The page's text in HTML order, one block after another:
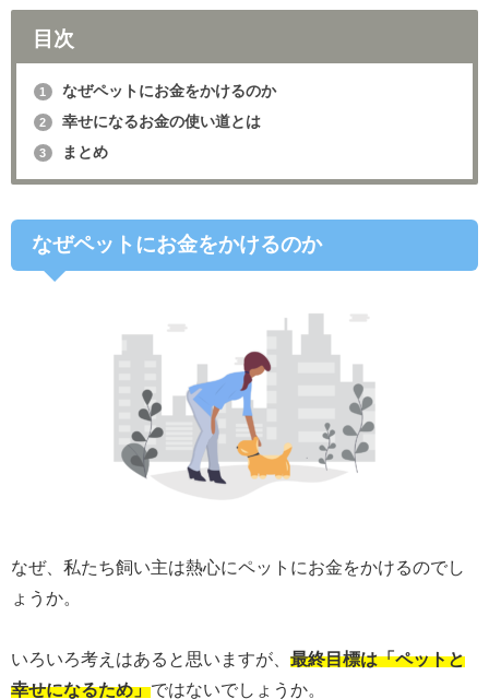
目次
1 なぜペットにお金をかけるのか
2 幸せになるお金の使い道とは
3 まとめ
なぜペットにお金をかけるのか
なぜ、私たち飼い主は熱心にペットにお金をかけるのでし
ょうか。
いろいろ考えはあると思いますが、 最終目標は「ペットと
幸せになるため」ではないでしょうか。